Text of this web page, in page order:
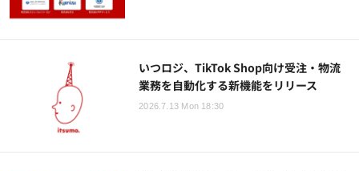
いつロジ、TikTok Shop向け受注・物流
業務を自動化する新機能をリリース
2026.7.13 Mon 18:30